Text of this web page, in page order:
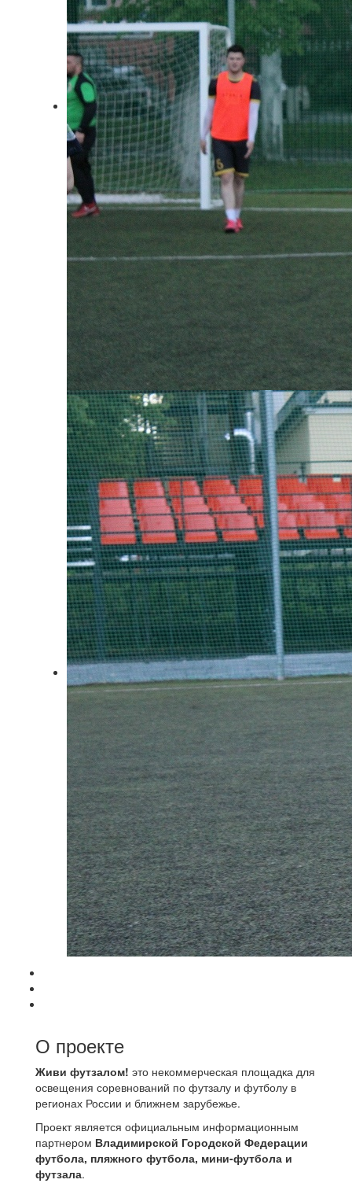
О проекте
Живи футзалом! это некоммерческая площадка для
освещения соревнований по футзалу и футболу в
регионах России и ближнем зарубежье.
Проект является официальным информационным
партнером Владимирской Городской Федерации
футбола, пляжного футбола, мини-футбола и
футзала.